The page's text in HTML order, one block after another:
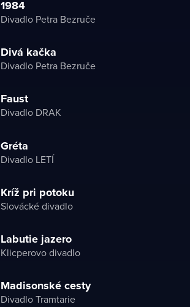
1984
Divadlo Petra Bezruče
Divá kačka
Divadlo Petra Bezruče
Faust
Divadlo DRAK
Gréta
Divadlo LETÍ
Kríž pri potoku
Slovácké divadlo
Labutie jazero
Klicperovo divadlo
Madisonské cesty
Divadlo Tramtarie